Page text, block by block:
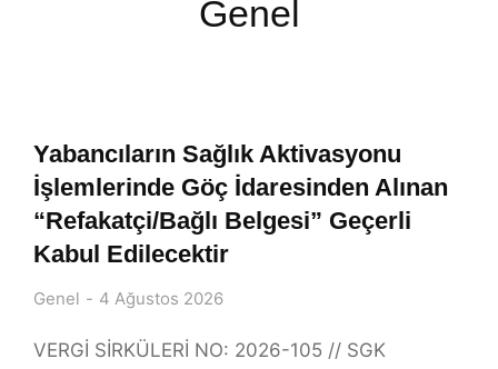
Genel
Yabancıların Sağlık Aktivasyonu
İşlemlerinde Göç İdaresinden Alınan
“Refakatçi/Bağlı Belgesi” Geçerli
Kabul Edilecektir
Genel 4 Ağustos 2026
VERGİ SİRKÜLERİ NO: 2026-105 // SGK